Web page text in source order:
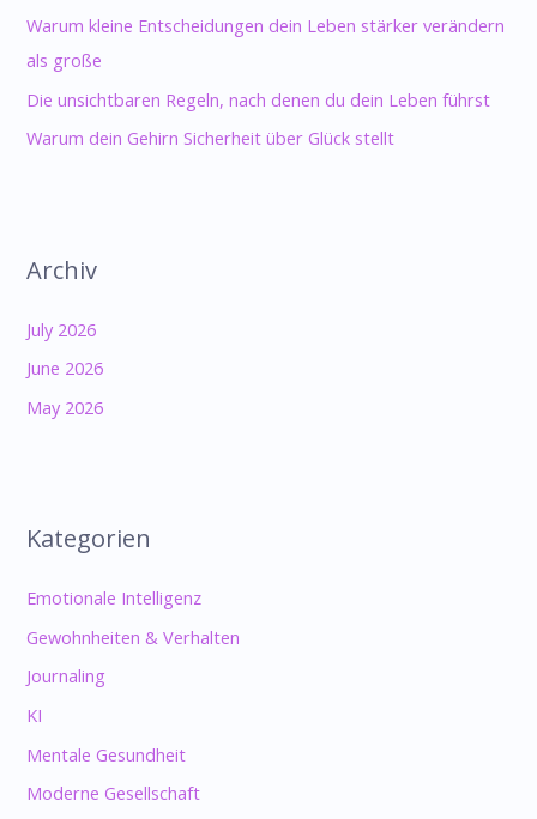
Warum kleine Entscheidungen dein Leben stärker verändern
als große
Die unsichtbaren Regeln, nach denen du dein Leben führst
Warum dein Gehirn Sicherheit über Glück stellt
Archiv
July 2026
June 2026
May 2026
Kategorien
Emotionale Intelligenz
Gewohnheiten & Verhalten
Journaling
KI
Mentale Gesundheit
Moderne Gesellschaft